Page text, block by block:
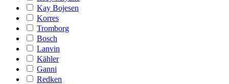
Kay Bojesen
Korres
Tromborg
Bosch
Lanvin
Kähler
Ganni
Redken